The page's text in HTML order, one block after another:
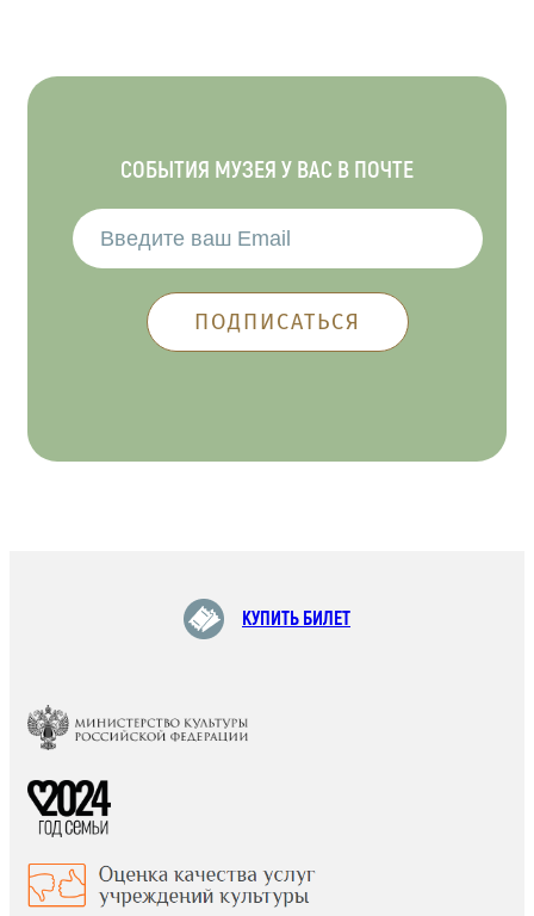
СОБЫТИЯ МУЗЕЯ У ВАС В ПОЧТЕ
КУПИТЬ БИЛЕТ